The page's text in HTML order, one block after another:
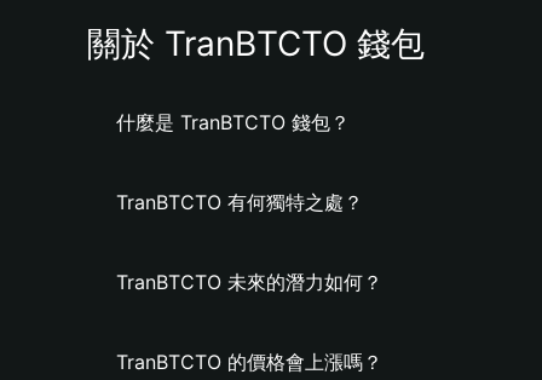
關於 TranBTCTO 錢包
什麼是 TranBTCTO 錢包？
TranBTCTO 有何獨特之處？
TranBTCTO 未來的潛力如何？
TranBTCTO 的價格會上漲嗎？